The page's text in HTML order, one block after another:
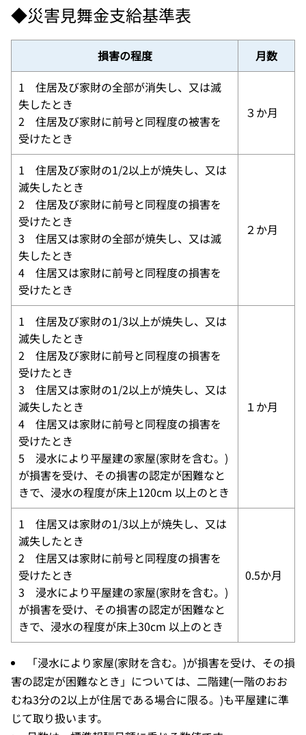
◆災害見舞金支給基準表
損害の程度
月数
1 住居及び家財の全部が消失し、又は滅
失したとき
2 住居及び家財に前号と同程度の被害を
受けたとき
３か月
1 住居及び家財の1/2以上が焼失し、又は
滅失したとき
2 住居及び家財に前号と同程度の損害を
受けたとき
3 住居又は家財の全部が焼失し、又は滅
失したとき
4 住居又は家財に前号と同程度の損害を
受けたとき
２か月
1 住居及び家財の1/3以上が焼失し、又は
滅失したとき
2 住居及び家財に前号と同程度の損害を
受けたとき
3 住居又は家財の1/2以上が焼失し、又は
滅失したとき
4 住居又は家財に前号と同程度の損害を
受けたとき
5 浸水により平屋建の家屋(家財を含む。)
が損害を受け、その損害の認定が困難なと
きで、浸水の程度が床上120cm 以上のとき
１か月
1 住居又は家財の1/3以上が焼失し、又は
滅失したとき
2 住居又は家財に前号と同程度の損害を
受けたとき
3 浸水により平屋建の家屋(家財を含む。)
が損害を受け、その損害の認定が困難なと
きで、浸水の程度が床上30cm 以上のとき
0.5か月
「浸水により家屋(家財を含む。)が損害を受け、その損
害の認定が困難なとき」については、二階建(一階のおお
むね3分の2以上が住居である場合に限る。)も平屋建に準
じて取り扱います。